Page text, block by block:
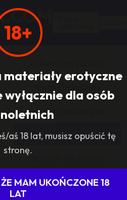
18+
materiały erotyczne
dla osób
aś 18 lat, musisz opuścić tę
stronę.
MAM UKOŃCZONE 18
LAT
matrymonialne pan
sponsor dla pani
agencje towarzyskie